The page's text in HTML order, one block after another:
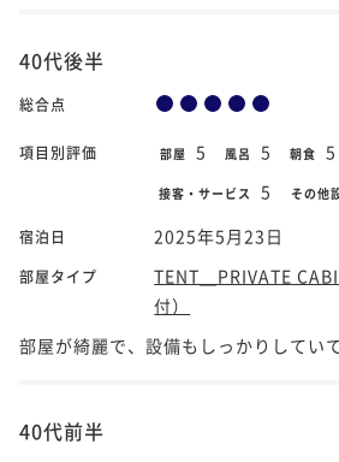
40代後半
総合点
項目別評価 部屋 5 風呂 5 朝食 5
接客・サービス 5 その他
宿泊日 2025年5月23日
部屋タイプ
TENT＿PRIVATE
付）
部屋が綺麗で、設備もしっかりしてい
40代前半